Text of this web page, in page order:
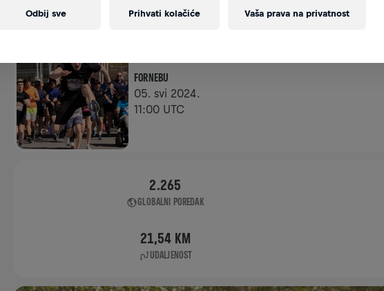
WINGS FOR LIFE WORLD RUN VIJESTI
FORNEBU
05. svi 2024.
11:00 UTC
2.265
GLOBALNI POREDAK
21,54 KM
UDALJENOST
Vaša prava na privatnost
Odbij sve Prihvati kolačiće